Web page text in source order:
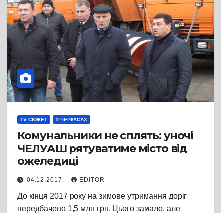
TV СЮЖЕТ У ЧЕРКАСАХ
Комунальники не сплять: уночі
ЧЕЛУАШ рятуватиме місто від
ожеледиці
04.12.2017 EDITOR
До кінця 2017 року на зимове утримання доріг
передбачено 1,5 млн грн. Цього замало, але